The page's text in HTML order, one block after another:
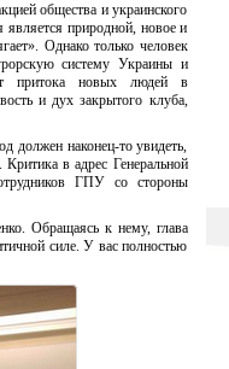
общества и украинского
является природной, новое и
Однако только человек
систему Украины и
притока новых людей в
и дух закрытого клуба,
должен наконец-то увидеть,
Критика в адрес Генеральной
ГПУ со стороны
Обращаясь к нему, глава
силе. У вас полностью